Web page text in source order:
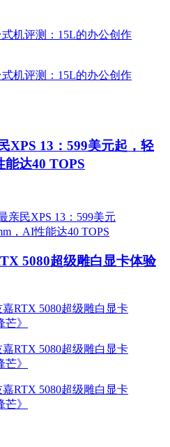
XPS 13：599美元起，轻
达40 TOPS
5080超级雕白显卡体验